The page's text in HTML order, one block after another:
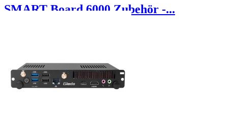
SMART Board 6000 Zubehör -...